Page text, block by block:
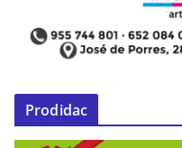
Prodidac